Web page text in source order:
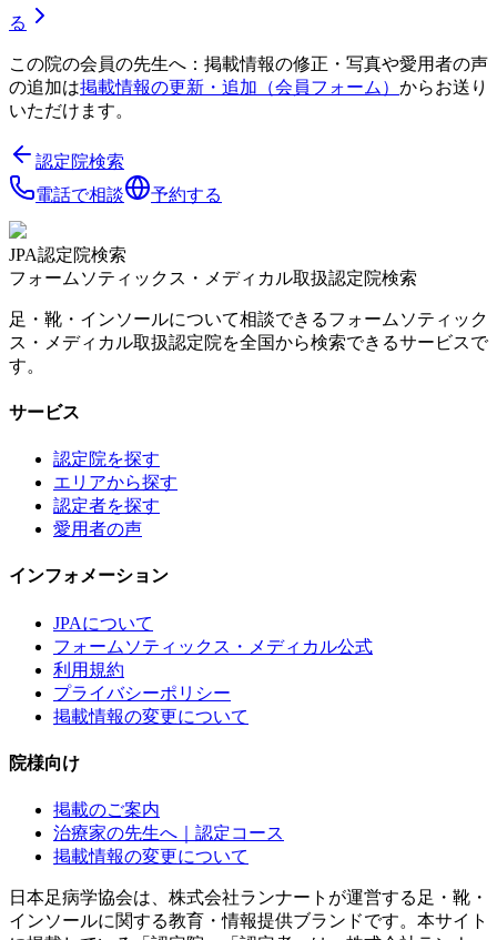
る
この院の会員の先生へ：掲載情報の修正・写真や愛用者の声
の追加は掲載情報の更新・追加（会員フォーム） からお送り
いただけます。
認定院検索
電話で相談
予約する
JPA認定院検索
フォームソティックス・メディカル取扱認定院検索
足・靴・インソールについて相談できるフォームソティック
ス・メディカル取扱認定院を全国から検索できるサービスで
す。
サービス
認定院を探す
エリアから探す
認定者を探す
愛用者の声
インフォメーション
JPAについて
フォームソティックス・メディカル公式
利用規約
プライバシーポリシー
掲載情報の変更について
院様向け
掲載のご案内
治療家の先生へ｜認定コース
掲載情報の変更について
日本足病学協会は、株式会社ランナートが運営する足・靴・
インソールに関する教育・情報提供ブランドです。本サイト